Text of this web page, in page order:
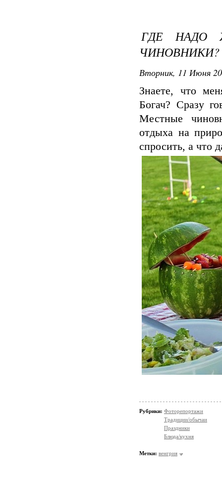
ГДЕ НАДО
ЧИНОВНИКИ?
Вторник, 11 Июня
Знаете, что
Богач? Сразу
Местные
отдыха на
спросить, а что
Рубрики: Фоторепортажи
Традиции/обычаи
Праздники
Блюда/кухня
Метки: венгрия